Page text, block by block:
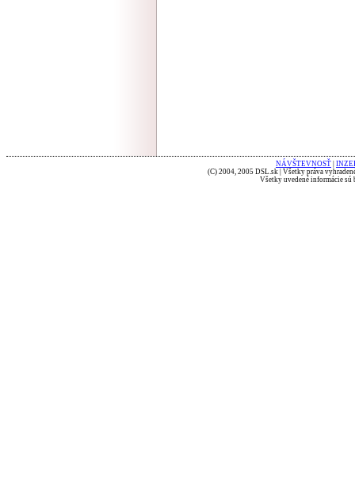
NÁVŠTEVNOSŤ
(C) 2004, 2005 DSL.sk | Všetky práva
Všetky uvedené informácie sú